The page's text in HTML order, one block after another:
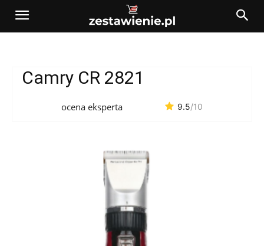
Camry CR 2821
ocena eksperta 9.5/10